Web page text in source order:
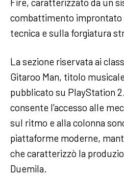
Fire, caratterizzato da un
combattimento improntato
tecnica e sulla forgiatura
La sezione riservata ai
Gitaroo Man, titolo
pubblicato su PlayStation
consente l’accesso alle
sul ritmo e alla colonna
piattaforme moderne,
che caratterizzò la
Duemila.